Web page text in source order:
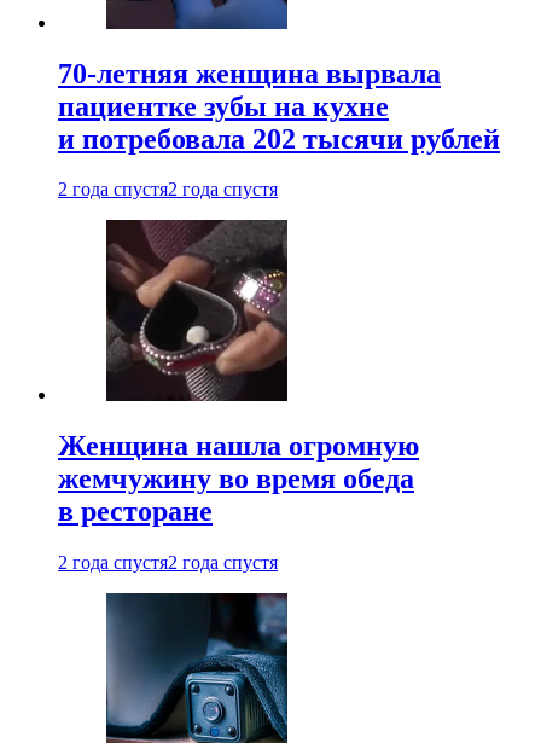
70-летняя женщина вырвала
пациентке зубы на кухне
и потребовала 202 тысячи рублей
2 года спустя2 года спустя
Женщина нашла огромную
жемчужину во время обеда
в ресторане
2 года спустя2 года спустя